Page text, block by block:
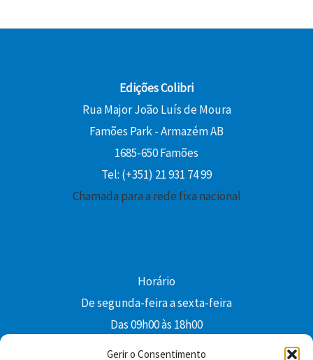
Gerir o Consentimento
Edições Colibri
Rua Major João Luís de Moura
Famões Park - Armazém AB
1685-650 Famões
Tel: (+351) 21 931 74 99
Chamada para a rede fixa nacional
Horário
De segunda-feira a sexta-feira
Das 09h00 às 18h00